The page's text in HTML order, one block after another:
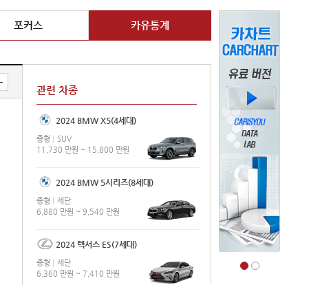
포커스 카유통계
관련 차종
2024 BMW X5(4세대)
중형
SUV
11,730 만원 ~ 15,800 만원
2024 BMW 5시리즈(8세대)
중형
세단
6,880 만원 ~ 9,540 만원
2024 렉서스 ES(7세대)
중형
세단
6,360 만원 ~ 7,410 만원